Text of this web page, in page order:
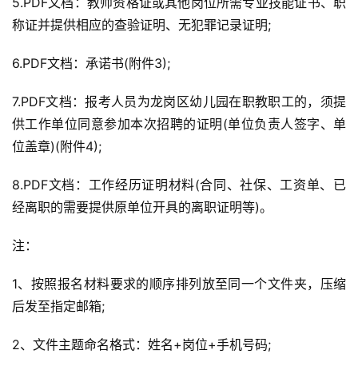
称证并提供相应的查验证明、无犯罪记录证明;
6.PDF文档：承诺书(附件3);
7.PDF文档：报考人员为龙岗区幼儿园在职教职工的，须提
供工作单位同意参加本次招聘的证明(单位负责人签字、单
位盖章)(附件4);
8.PDF文档：工作经历证明材料(合同、社保、工资单、已
经离职的需要提供原单位开具的离职证明等)。
注：
1、按照报名材料要求的顺序排列放至同一个文件夹，压缩
后发至指定邮箱;
2、文件主题命名格式：姓名+岗位+手机号码;